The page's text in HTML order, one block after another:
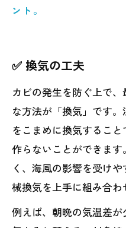
ント。
✅ 換気の工夫
カビの発生を防ぐ上で
な方法が「換気」です
をこまめに換気するこ
作らないことができま
く、海風の影響を受け
械換気を上手に組み合わ
例えば、朝晩の気温差